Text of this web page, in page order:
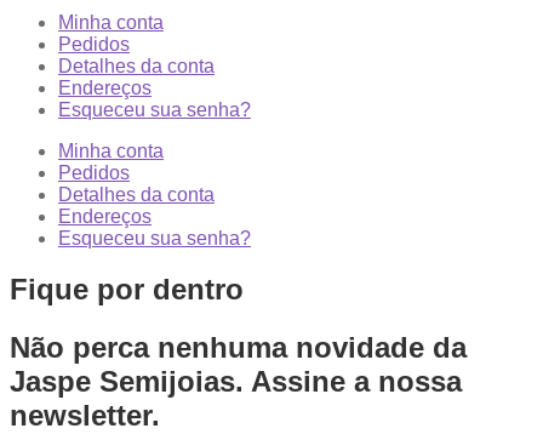
Minha conta
Pedidos
Detalhes da conta
Endereços
Esqueceu sua senha?
Minha conta
Pedidos
Detalhes da conta
Endereços
Esqueceu sua senha?
Fique por dentro
Não perca nenhuma novidade da
Jaspe Semijoias. Assine a nossa
newsletter.